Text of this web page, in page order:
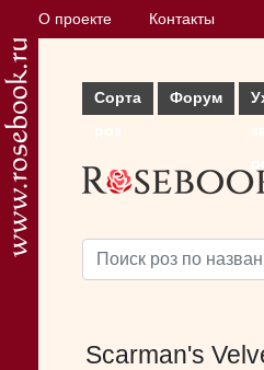
О проекте Контакты
Сорта
Форум
Scarman's